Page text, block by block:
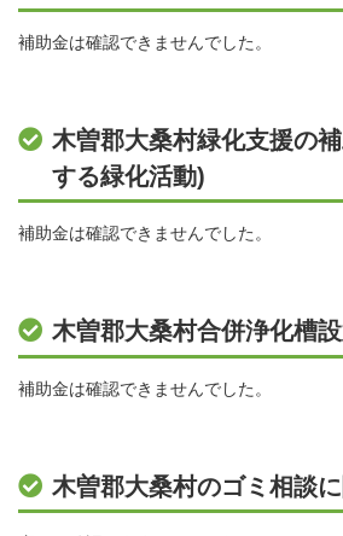
補助金は確認できませんでした。
木曽郡大桑村緑化支援の
する緑化活動)
補助金は確認できませんでした。
木曽郡大桑村合併浄化槽
補助金は確認できませんでした。
木曽郡大桑村のゴミ相談